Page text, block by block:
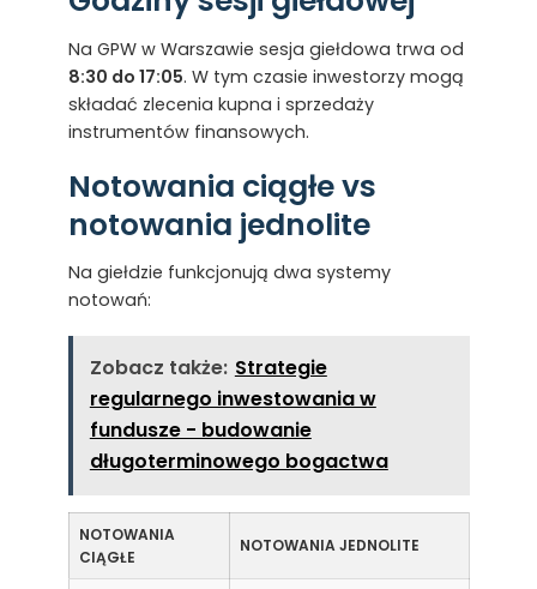
Na GPW w Warszawie sesja giełdowa trwa od
8:30 do 17:05. W tym czasie inwestorzy mogą
składać zlecenia kupna i sprzedaży
instrumentów finansowych.
Notowania ciągłe vs
notowania jednolite
Na giełdzie funkcjonują dwa systemy
notowań:
Zobacz także: Strategie
regularnego inwestowania w
fundusze - budowanie
długoterminowego bogactwa
NOTOWANIA
CIĄGŁE
NOTOWANIA JEDNOLITE